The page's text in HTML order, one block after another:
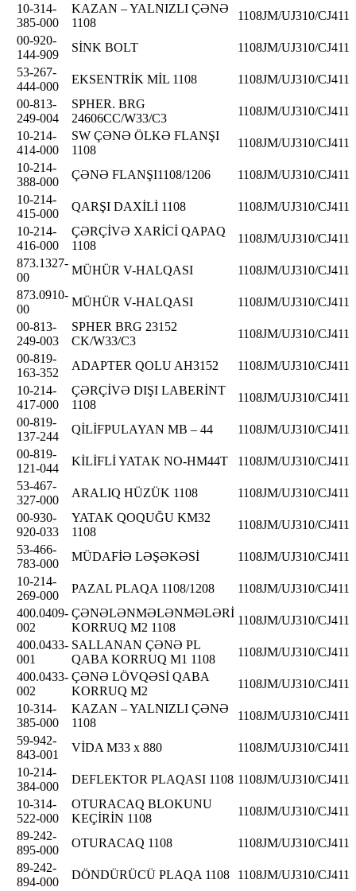
10-314-
385-000
KAZAN – YALNIZLI ÇƏNƏ
1108
1108JM/UJ310/CJ411
00-920-
144-909
SİNK BOLT
1108JM/UJ310/CJ411
53-267-
444-000
EKSENTRİK MİL 1108
1108JM/UJ310/CJ411
00-813-
249-004
SPHER. BRG
24606CC/W33/C3
1108JM/UJ310/CJ411
10-214-
414-000
SW ÇƏNƏ ÖLKƏ FLANŞI
1108
1108JM/UJ310/CJ411
10-214-
388-000
ÇƏNƏ FLANŞI1108/1206
1108JM/UJ310/CJ411
10-214-
415-000
QARŞI DAXİLİ 1108
1108JM/UJ310/CJ411
10-214-
416-000
ÇƏRÇİVƏ XARİCİ QAPAQ
1108
1108JM/UJ310/CJ411
873.1327-
00
MÜHÜR V-HALQASI
1108JM/UJ310/CJ411
873.0910-
00
MÜHÜR V-HALQASI
1108JM/UJ310/CJ411
00-813-
249-003
SPHER BRG 23152
CK/W33/C3
1108JM/UJ310/CJ411
00-819-
163-352
ADAPTER QOLU AH3152
1108JM/UJ310/CJ411
10-214-
417-000
ÇƏRÇİVƏ DIŞI LABERİNT
1108
1108JM/UJ310/CJ411
00-819-
137-244
QİLİFPULAYAN MB – 44
1108JM/UJ310/CJ411
00-819-
121-044
KİLİFLİ YATAK NO-HM44T
1108JM/UJ310/CJ411
53-467-
327-000
ARALIQ HÜZÜK 1108
1108JM/UJ310/CJ411
00-930-
920-033
YATAK QOQUĞU KM32
1108
1108JM/UJ310/CJ411
53-466-
783-000
MÜDAFİƏ LƏŞƏKƏSİ
1108JM/UJ310/CJ411
10-214-
269-000
PAZAL PLAQA 1108/1208
1108JM/UJ310/CJ411
400.0409-
002
ÇƏNƏLƏNMƏLƏNMƏLƏRİ
KORRUQ M2 1108
1108JM/UJ310/CJ411
400.0433-
001
SALLANAN ÇƏNƏ PL
QABA KORRUQ M1 1108
1108JM/UJ310/CJ411
400.0433-
002
ÇƏNƏ LÖVQƏSİ QABA
KORRUQ M2
1108JM/UJ310/CJ411
10-314-
385-000
KAZAN – YALNIZLI ÇƏNƏ
1108
1108JM/UJ310/CJ411
59-942-
843-001
VİDA M33 x 880
1108JM/UJ310/CJ411
10-214-
384-000
DEFLEKTOR PLAQASI 1108 1108JM/UJ310/CJ411
10-314-
522-000
OTURACAQ BLOKUNU
KEÇİRİN 1108
1108JM/UJ310/CJ411
89-242-
895-000
OTURACAQ 1108
1108JM/UJ310/CJ411
89-242-
894-000
DÖNDÜRÜCÜ PLAQA 1108
1108JM/UJ310/CJ411